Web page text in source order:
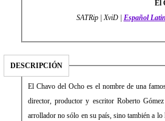
El
SATRip | XviD | Español
DESCRIPCIÓN
El Chavo del Ocho es el nombre de una
director, productor y escritor Roberto
arrollador no sólo en su país, sino también a